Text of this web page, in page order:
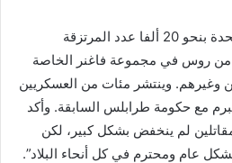
في ديسمبر قدرت الأمم المتحدة بنحو 20 ألفا عدد المرتزقة
من روس في مجموعة فاغنر الخاصة
وغيرهم. وينتشر مئات من العسكريين
مع حكومة طرابلس السابقة. وأكد
لم ينخفض بشكل كبير، لكن
عام ومحترم في كل أنحاء البلاد”.